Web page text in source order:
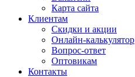
Карта сайта
Клиентам
Скидки и акции
Онлайн-калькулятор
Вопрос-ответ
Оптовикам
Контакты